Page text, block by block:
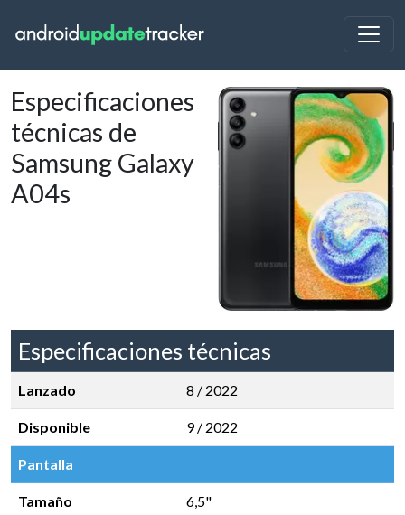
Especificaciones
técnicas de
Samsung Galaxy
A04s
Especificaciones técnicas
Lanzado 8 / 2022
Disponible 9 / 2022
Pantalla
Tamaño 6,5"